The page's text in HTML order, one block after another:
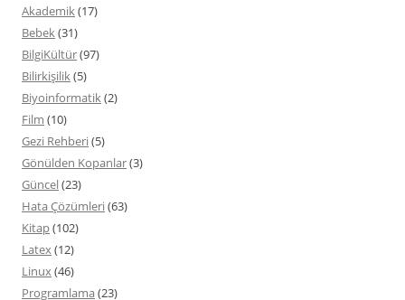
Akademik(17)
Bebek(31)
BilgiKültür(97)
Bilirkişilik(5)
Biyoinformatik(2)
Film (10)
Gezi Rehberi(5)
Gönülden Kopanlar(3)
Güncel(23)
Hata Çözümleri(63)
Kitap(102)
Latex(12)
Linux(46)
Programlama(23)